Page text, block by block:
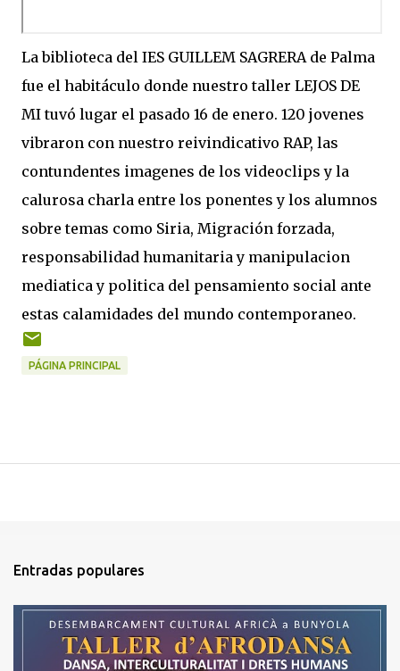
La biblioteca del IES GUILLEM SAGRERA de Palma
fue el habitáculo donde nuestro taller LEJOS DE
MI tuvó lugar el pasado 16 de enero. 120 jovenes
vibraron con nuestro reivindicativo RAP, las
contundentes imagenes de los videoclips y la
calurosa charla entre los ponentes y los alumnos
sobre temas como Siria, Migración forzada,
responsabilidad humanitaria y manipulacion
mediatica y politica del pensamiento social ante
estas calamidades del mundo contemporaneo.
PÁGINA PRINCIPAL
Entradas populares